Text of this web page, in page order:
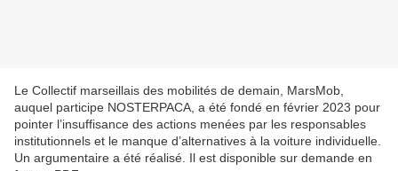
Le Collectif marseillais des mobilités de demain, MarsMob,
auquel participe NOSTERPACA, a été fondé en février 2023 pour
pointer l’insuffisance des actions menées par les responsables
institutionnels et le manque d’alternatives à la voiture individuelle.
Un argumentaire a été réalisé. Il est disponible sur demande en